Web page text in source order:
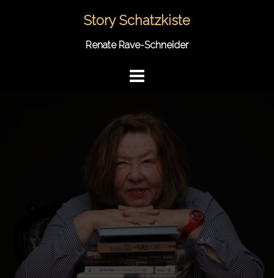
Story Schatzkiste
Renate Rave-Schneider